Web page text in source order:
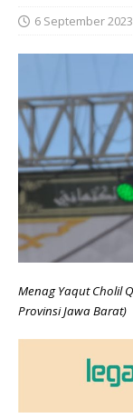
6 September 2023
Menag Yaqut Cholil
Provinsi Jawa Barat)